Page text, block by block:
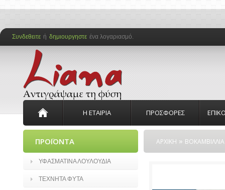
Συνδεθειτε ή δημιουργηστε ένα λογαριασμό.
Η ΕΤΑΙΡΙΑ ΠΡΟΣΦΟΡΕΣ
ΠΡΟΪΟΝΤΑ
ΥΦΑΣΜΑΤΙΝΑ ΛΟΥΛΟΥΔΙΑ
ΤΕΧΝΗΤΑ ΦΥΤΑ
ΑΡΧΙΚΗ » ΒΟΚΑΜΒΙΛΛΙΑ